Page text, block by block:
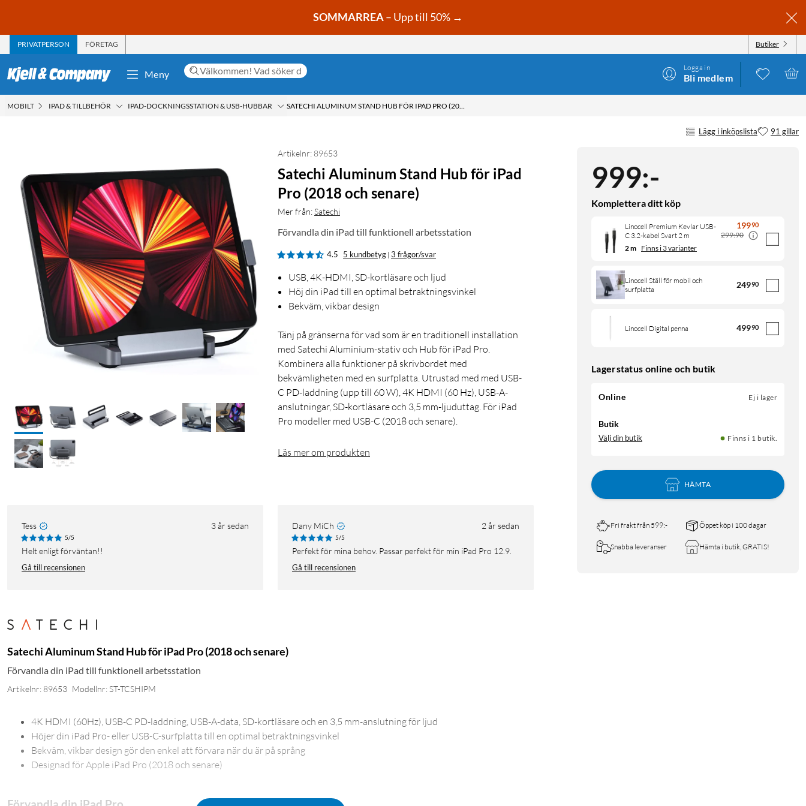
SOMMARREA– Upp till 50% →
PRIVATPERSON FÖRETAG Butiker
Meny
Logga in
Bli medlem
MOBILT IPAD & TILLBEHÖR IPAD-DOCKNINGSSTATION & USB-HUBBAR SATECHI ALUMINUM STAND HUB FÖR IPAD PRO (2018 OCH SENARE)
Lägg i inköpslista 91 gillar
999:-
Komplettera ditt köp
Linocell Premium Kevlar USB-
C 3.2-kabel Svart 2 m
19990
299:90
2 m Finns i 3 varianter
Linocell Ställ för mobil och
surfplatta
24990
Linocell Digital penna 49990
Lagerstatus online och butik
Online Ej i lager
Butik
Välj din butik Finns i 1 butik.
HÄMTA
Fri frakt från 599:- Öppet köp i 100 dagar
Snabba leveranser Hämta i butik, GRATIS!
Artikelnr: 89653
Satechi Aluminum Stand Hub för iPad
Pro (2018 och senare)
Mer från:Satechi
Förvandla din iPad till funktionell arbetsstation
4.5 5 kundbetyg | 3 frågor/svar
USB, 4K-HDMI, SD-kortläsare och ljud
Höj din iPad till en optimal betraktningsvinkel
Bekväm, vikbar design
Tänj på gränserna för vad som är en traditionell installation
med Satechi Aluminium-stativ och Hub för iPad Pro.
Kombinera alla funktioner på skrivbordet med
bekvämligheten med en surfplatta. Utrustad med med USB-
C PD-laddning (upp till 60 W), 4K HDMI (60 Hz), USB-A-
anslutningar, SD-kortläsare och 3,5 mm-ljuduttag. För iPad
Pro modeller med USB-C (2018 och senare).
Läs mer om produkten
Tess 3 år sedan
5/5
Helt enligt förväntan!!
Gå till recensionen
Dany MiCh 2 år sedan
5/5
Perfekt för mina behov. Passar perfekt för min iPad Pro 12.9.
Gå till recensionen
Satechi Aluminum Stand Hub för iPad Pro (2018 och senare)
Förvandla din iPad till funktionell arbetsstation
Artikelnr: 89653 Modellnr: ST-TCSHIPM
4K HDMI (60Hz), USB-C PD-laddning, USB-A-data, SD-kortläsare och en 3,5 mm-anslutning för ljud
Höjer din iPad Pro- eller USB-C-surfplatta till en optimal betraktningsvinkel
Bekväm, vikbar design gör den enkel att förvara när du är på språng
Designad för Apple iPad Pro (2018 och senare)